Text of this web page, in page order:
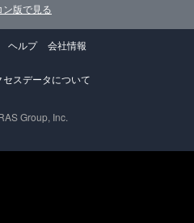
ン版で見る
ヘルプ 会社情報
スデータについて
Group, Inc.